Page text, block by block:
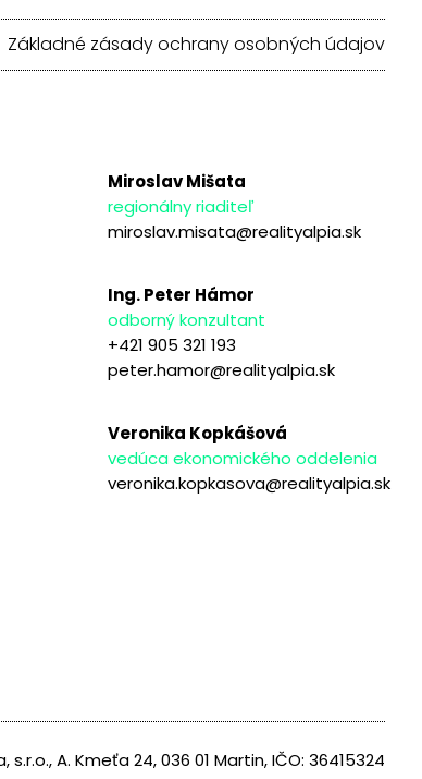
Základné zásady ochrany osobných údajov
Miroslav Mišata
regionálny riaditeľ
miroslav.misata@realityalpia.sk
Ing. Peter Hámor
odborný konzultant
+421 905 321 193
peter.hamor@realityalpia.sk
Veronika Kopkášová
vedúca ekonomického oddelenia
veronika.kopkasova@realityalpia.sk
s.r.o., A. Kmeťa 24, 036 01 Martin, IČO: 36415324